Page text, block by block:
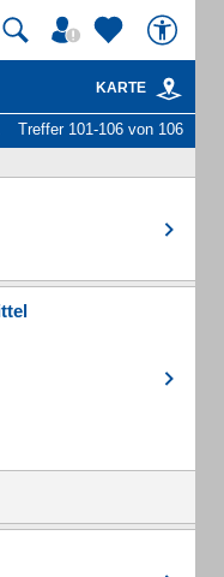
KARTE
Treffer 101-106 von 106